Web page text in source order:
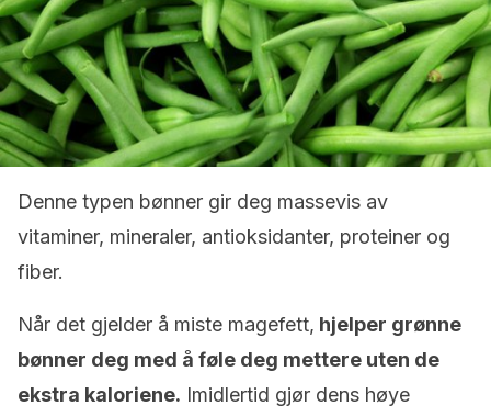
Denne typen bønner gir deg massevis av
vitaminer, mineraler, antioksidanter, proteiner og
fiber.
Når det gjelder å miste magefett, hjelper grønne
bønner deg med å føle deg mettere uten de
ekstra kaloriene. Imidlertid gjør dens høye